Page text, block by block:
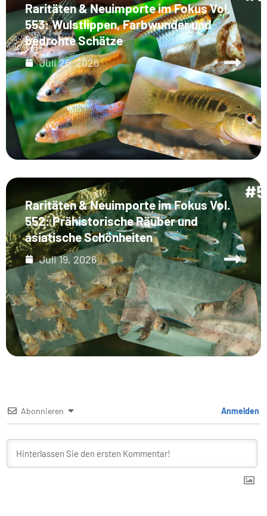
Raritäten & Neuimporte im Fokus Vol.
553: Wulstlippen, Farbwunder und
bedrohte Schätze
Juli 26, 2026
Raritäten & Neuimporte im Fokus Vol.
552: Prähistorische Räuber und
asiatische Schönheiten
Juli 19, 2026
Abonnieren Anmelden